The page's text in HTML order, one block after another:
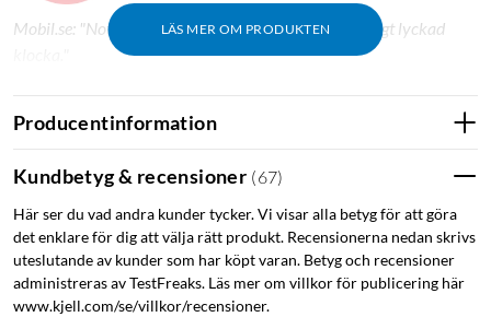
LÄS MER OM PRODUKTEN
Mobil.se: "Nothing CMF Watch Pro 2 – billig och riktigt lyckad
CMF Watch Pro 2
CMF by Nothing Watch Pro 2 utmärker sig med sin 1,32-tums
AMOLED-skärm som erbjuder skarpa och livfulla bilder, vilket
ger en tydlig visuell upplevelse i alla ljusförhållanden.
Klockans kropp är tillverkad i aluminiumlegering och har
utbytbara ramar, vilket ger både hållbarhet och möjlighet till
personlig anpassning.
Producentinformation
Kundbetyg & recensioner (67)
Här ser du vad andra kunder tycker. Vi visar alla betyg för att göra
det enklare för dig att välja rätt produkt. Recensionerna nedan skrivs
uteslutande av kunder som har köpt varan. Betyg och recensioner
administreras av TestFreaks. Läs mer om villkor för publicering här
www.kjell.com/se/villkor/recensioner.